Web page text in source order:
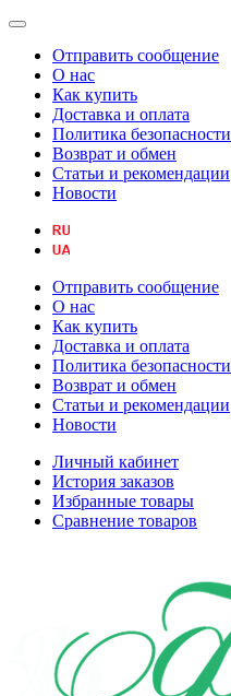
Отправить сообщение
О нас
Как купить
Доставка и оплата
Политика безопасности
Возврат и обмен
Статьи и рекомендации
Новости
Отправить сообщение
О нас
Как купить
Доставка и оплата
Политика безопасности
Возврат и обмен
Статьи и рекомендации
Новости
Личный кабинет
История заказов
Избранные товары
Сравнение товаров